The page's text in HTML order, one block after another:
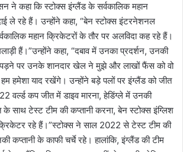
ने कहा कि स्टोक्स इंग्लैंड के सर्वकालिक महान
ले रहे हैं। उन्होंने कहा, “बेन स्टोक्स इंटरनेशनल
महान क्रिकेटरों के तौर पर अलविदा कह रहे हैं।
हैं।”उन्होंने कहा, “दबाव में उनका प्रदर्शन, उनकी
पड़ने पर उनके शानदार खेल ने मुझे और लाखों फैंस को वो
हम हमेशा याद रखेंगे। उन्होंने बड़े पलों पर इंग्लैंड को जीत
वर्ल्ड कप जीत में डाइव मारना, हेडिंग्ले में उनकी
के साथ टेस्ट टीम की कप्तानी करना, बेन स्टोक्स इंग्लिश
रहे हैं।”स्टोक्स ने साल 2022 से टेस्ट टीम की
कप्तानी के काफी चर्चे रहे। हालांकि, इंग्लैंड की टीम